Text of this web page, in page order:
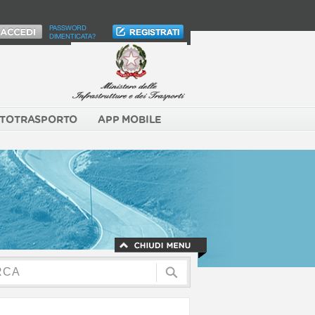
PASSWORD
DIMENTICATA?
APP MOBILE